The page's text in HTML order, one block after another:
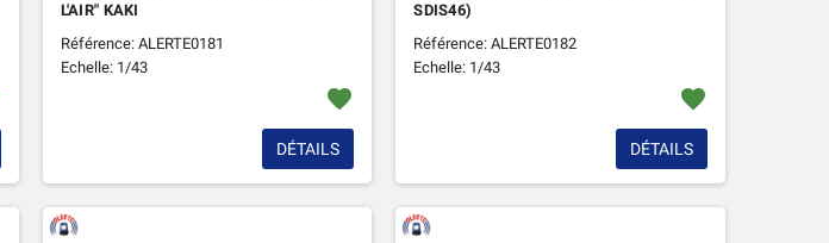
L'AIR" KAKI
Référence: ALERTE0181
Echelle: 1/43
favorite
DÉTAILS
SDIS46)
Référence: ALERTE0182
Echelle: 1/43
favorite
DÉTAILS